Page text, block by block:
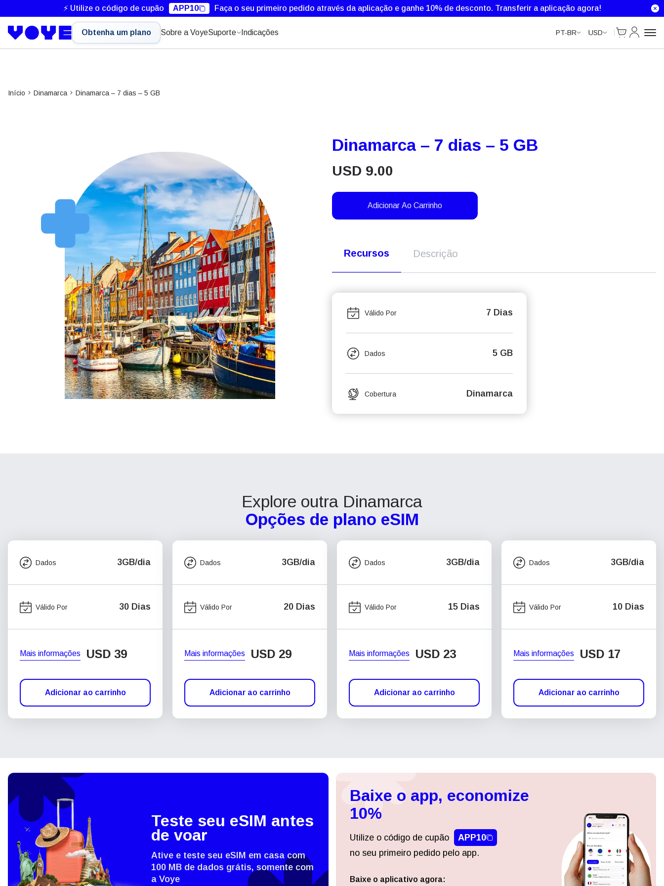
⚡ Utilize o código de cupão APP10 Faça o seu primeiro pedido através da aplicação e ganhe 10% de desconto. Transferir a aplicação agora!
Obtenha um plano Sobre a VoyeSuporte Indicações PT-BR USD
Cart
Minha
Início Dinamarca Dinamarca – 7 dias – 5 GB
Dinamarca – 7 dias – 5 GB
USD 9.00
Adicionar Ao Carrinho
Recursos Descrição
Válido Por 7 Dias
Dados 5 GB
Cobertura Dinamarca
Explore outra Dinamarca
Opções de plano eSIM
Dados 3GB/dia
Válido Por 30 Dias
Mais informações USD 39
Adicionar ao carrinho
Dados 3GB/dia
Válido Por 20 Dias
Mais informações USD 29
Adicionar ao carrinho
Dados 3GB/dia
Válido Por 15 Dias
Mais informações USD 23
Adicionar ao carrinho
Dados 3GB/dia
Válido Por 10 Dias
Mais informações USD 17
Adicionar ao carrinho
Teste seu eSIM antes
de voar
Ative e teste seu eSIM em casa com
100 MB de dados grátis, somente com
a Voye
Baixe o app, economize
10%
Utilize o código de cupão
APP10
no seu primeiro pedido pelo app.
Baixe o aplicativo agora:
Entrar ou criar conta